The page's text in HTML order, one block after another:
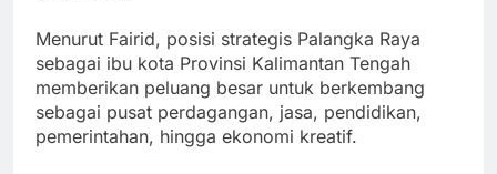
Menurut Fairid, posisi strategis Palangka Raya
sebagai ibu kota Provinsi Kalimantan Tengah
memberikan peluang besar untuk berkembang
sebagai pusat perdagangan, jasa, pendidikan,
pemerintahan, hingga ekonomi kreatif.